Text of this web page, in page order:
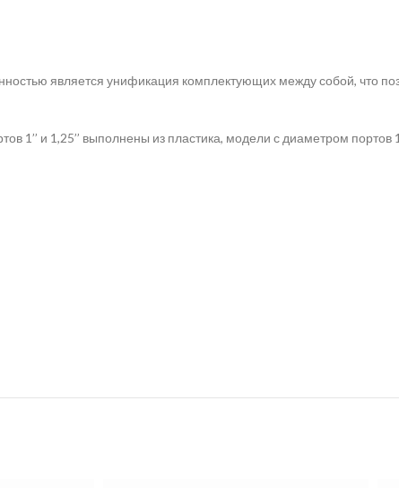
является унификация комплектующих между собой, что
и 1,25’’ выполнены из пластика, модели с диаметром портов